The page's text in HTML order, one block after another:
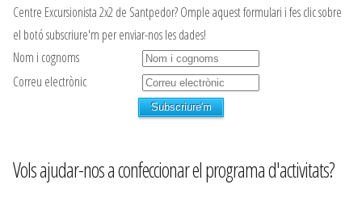
Centre Excursionista 2x2 de Santpedor? Omple aquest formulari i fes clic sobre
el botó subscriure'm per enviar-nos les dades!
Nom i cognoms
Correu electrònic
Vols ajudar-nos a confeccionar el programa d'activitats?